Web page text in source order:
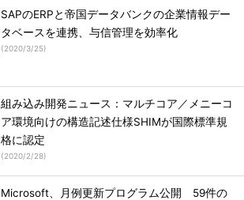
SAPのERPと帝国データバンクの企業情報デー
タベースを連携、与信管理を効率化
(2020/3/25)
組み込み開発ニュース：マルチコア／メニーコ
ア環境向けの構造記述仕様SHIMが国際標準規
格に認定
(2020/2/28)
Microsoft、月例更新プログラム公開 59件の